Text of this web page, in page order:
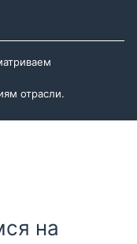
отрасли.
на